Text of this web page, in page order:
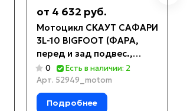
от 4 632 руб.
Мотоцикл СКАУТ САФАРИ
3L-10 BIGFOOT (ФАРА,
перед и зад подвес.,
KP270, руч.старт, диск
торм)
0
Есть в наличии: 2
Арт. 52949_motom
Подробнее